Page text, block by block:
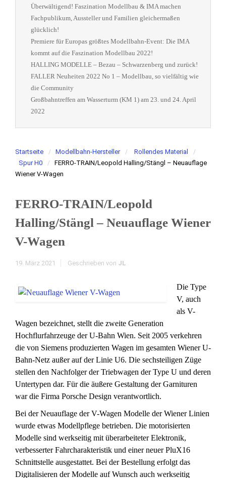
Überwältigend! Faszination Modellbau & IMA machen
Fachpublikum, Aussteller und Familien gleichermaßen
glücklich!
Premiere für Europas größtes Modellbahn-Event: Die IMA
kommt auf die Faszination Modellbau 2022!
HALLING MODELLE – Bezau – Schwarzenberg und zurück!
FALLER Neuheiten 2022 No 1 – Modellbau, so vielfältig wie
die Community
Großbahntreffen am Wasserturm (KM 1) am 23. und 24. April
2022
Startseite Modellbahn-Hersteller
Rollendes Material
Spur H0
FERRO-TRAIN/Leopold Halling/Stängl – Neuauflage
Wiener V-Wagen
FERRO-TRAIN/Leopold
Halling/Stängl – Neuauflage Wiener
V-Wagen
19. März 2021 Geschrieben von JL
Die Type
V, auch
als V-
Wagen bezeichnet, stellt die zweite Generation
Hochflurfahrzeuge der U-Bahn Wien. Seit 2005 verkehren
die von Siemens produzierten Wagen im gesamten Wiener U-
Bahn-Netz außer auf der Linie U6. Die sechsteiligen Züge
stellen den Nachfolger der Triebwagen der Type U und deren
Untertypen dar. Für die äußere Gestaltung der Garnituren
war die Firma Porsche Design verantwortlich.
Bei der Neuauflage der V-Wagen Modelle der Wiener Linien
wurde etwas Modellpflege betrieben. Die motorisierten
Modelle sind werkseitig mit überarbeiteter Elektronik,
verbesserter Fahrcharakteristik und einer neuer PluX16
Schnittstelle ausgestattet. Bei der Bestellung erfolgt das
Digitalisieren der Modelle auf Wunsch auch werkseitig